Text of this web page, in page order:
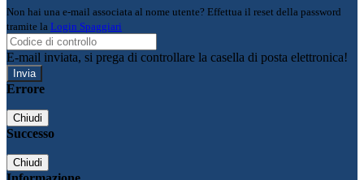
Non hai una e-mail associata al nome utente? Effettua il reset della password
tramite la Login Spaggiari
E-mail inviata, si prega di controllare la casella di posta elettronica!
Errore
Chiudi
Successo
Chiudi